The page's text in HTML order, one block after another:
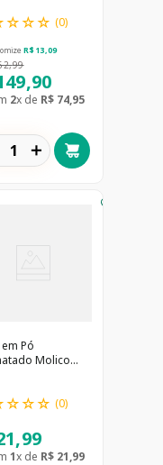
☆☆☆ (0)
R$ 13,09
,99
,90
2x de R$ 74,95
＋
Pó
Molico
☆☆☆ (0)
,99
1x de R$ 21,99